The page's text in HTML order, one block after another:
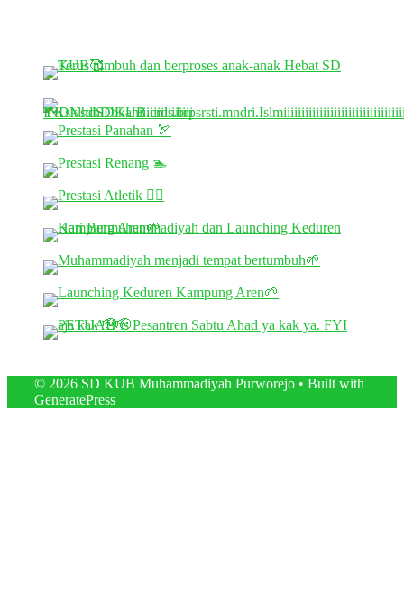
© 2026 SD KUB Muhammadiyah Purworejo • Built with
GeneratePress